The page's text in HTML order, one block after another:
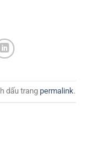
dấu trang permalink.